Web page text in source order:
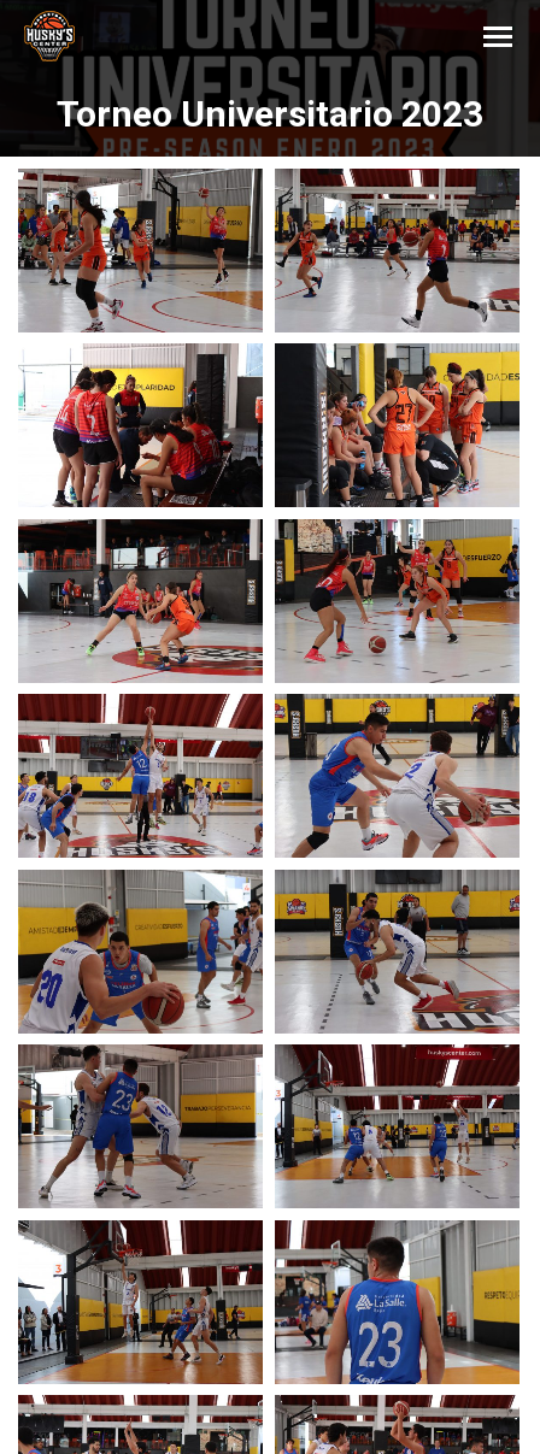
Torneo Universitario 2023